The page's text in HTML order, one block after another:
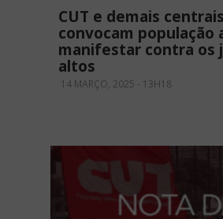
CUT e demais centrais
convocam população
manifestar contra os
altos
14 MARÇO, 2025 - 13H18